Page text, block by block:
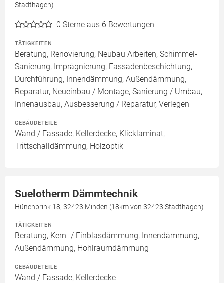
Stadthagen)
0 Sterne aus 6 Bewertungen
TÄTIGKEITEN
Beratung, Renovierung, Neubau Arbeiten, Schimmel-
Sanierung, Imprägnierung, Fassadenbeschichtung,
Durchführung, Innendämmung, Außendämmung,
Reparatur, Neueinbau / Montage, Sanierung / Umbau,
Innenausbau, Ausbesserung / Reparatur, Verlegen
GEBÄUDETEILE
Wand / Fassade, Kellerdecke, Klicklaminat,
Trittschalldämmung, Holzoptik
Suelotherm Dämmtechnik
Hünenbrink 18, 32423 Minden (18km von 32423 Stadthagen)
TÄTIGKEITEN
Beratung, Kern- / Einblasdämmung, Innendämmung,
Außendämmung, Hohlraumdämmung
GEBÄUDETEILE
Wand / Fassade, Kellerdecke